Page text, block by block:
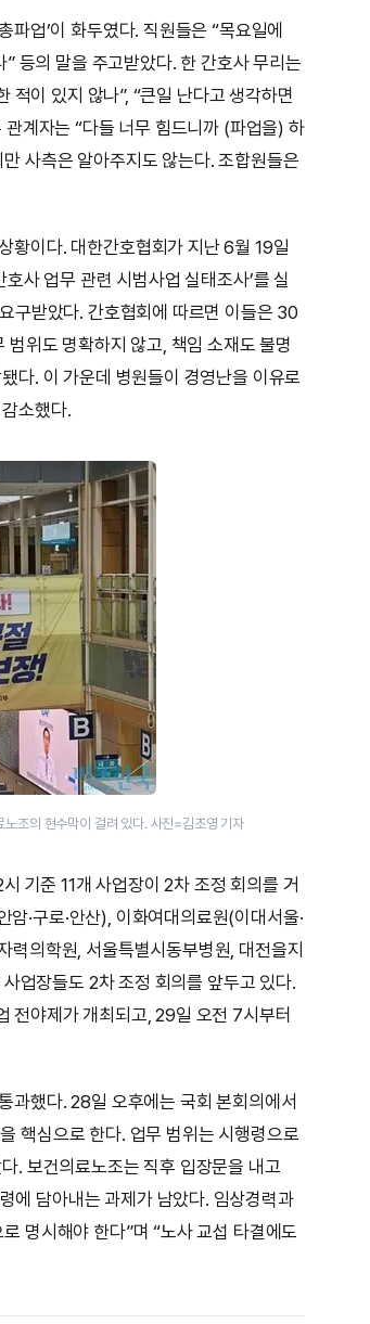
파업’이 화두였다. 직원들은 “목요일에
등의 말을 주고받았다. 한 간호사 무리는
적이 있지 않나”, “큰일 난다고 생각하면
계자는 “다들 너무 힘드니까 (파업을) 하
사측은 알아주지도 않는다. 조합원들은
황이다. 대한간호협회가 지난 6월 19일
사 업무 관련 시범사업 실태조사’를 실
구받았다. 간호협회에 따르면 이들은 30
위도 명확하지 않고, 책임 소재도 불명
다. 이 가운데 병원들이 경영난을 이유로
소했다.
조의 현수막이 걸려 있다. 사진=김초영 기자
기준 11개 사업장이 2차 조정 회의를 거
·구로·안산), 이화여대의료원(이대서울·
력의학원, 서울특별시동부병원, 대전을지
업장들도 2차 조정 회의를 앞두고 있다.
전야제가 개최되고, 29일 오전 7시부터
과했다. 28일 오후에는 국회 본회의에서
핵심으로 한다. 업무 범위는 시행령으로
. 보건의료노조는 직후 입장문을 내고
에 담아내는 과제가 남았다. 임상경력과
명시해야 한다”며 “노사 교섭 타결에도